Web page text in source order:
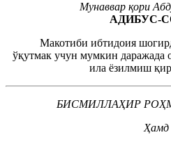
Мунаввар қори
АДИБУС-
Макотиби ибтидоия
ўқутмак учун мумкин даражада
ила ёзилмиш
БИСМИЛЛАҲИР
Ҳамд